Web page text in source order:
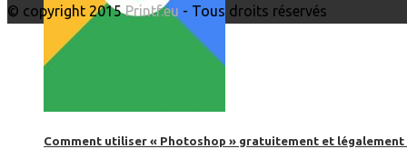
Comment utiliser « Photoshop » gratuitement et légalement
© copyright 2015Printf.eu - Tous droits réservés